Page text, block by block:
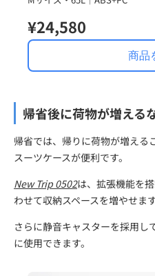
¥24,580
商品
帰省後に荷物が増える
帰省では、帰りに荷物が増える
スーツケースが便利です。
New Trip 0502は、拡張機能を
わせて収納スペースを増やせます
さらに静音キャスターを採用し
に使用できます。